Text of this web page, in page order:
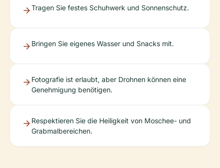
Tragen Sie festes Schuhwerk und Sonnenschutz.
Bringen Sie eigenes Wasser und Snacks mit.
Fotografie ist erlaubt, aber Drohnen können eine
Genehmigung benötigen.
Respektieren Sie die Heiligkeit von Moschee- und
Grabmalbereichen.